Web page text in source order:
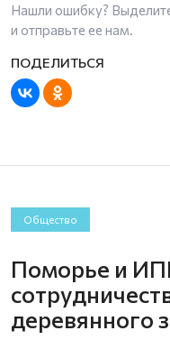
Нашли ошибку?
и отправьте ее нам.
Общество
Поморье и
деревянного